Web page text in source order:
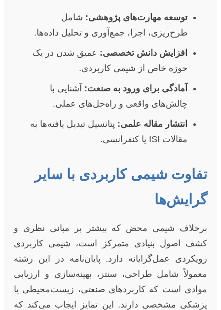
توسعه مهارت‌های پژوهشی: شامل
طرح‌ریزی، اجرا، جمع‌آوری و تحلیل داده‌ها.
افزایش دانش تخصصی: عمیق شدن در یک
حوزه خاص از شیمی کاربردی.
آمادگی برای ورود به صنعت: آشنایی با
چالش‌های واقعی و راه‌حل‌های عملی.
انتشار مقاله علمی: پتانسیل تبدیل یافته‌ها به
مقالات ISI یا کنفرانسی.
تفاوت شیمی کاربردی با سایر
گرایش‌ها
برخلاف شیمی محض که بیشتر بر مبانی نظری و
کشف اصول بنیادی متمرکز است، شیمی کاربردی
رویکردی عمل‌گرایانه دارد. پایان‌نامه در این رشته
معمولاً شامل طراحی، سنتز، بهینه‌سازی و ارزیابی
موادی است که کاربردهای صنعتی، زیست‌محیطی یا
پزشکی مشخصی دارند. این تمایز ایجاب می‌کند که